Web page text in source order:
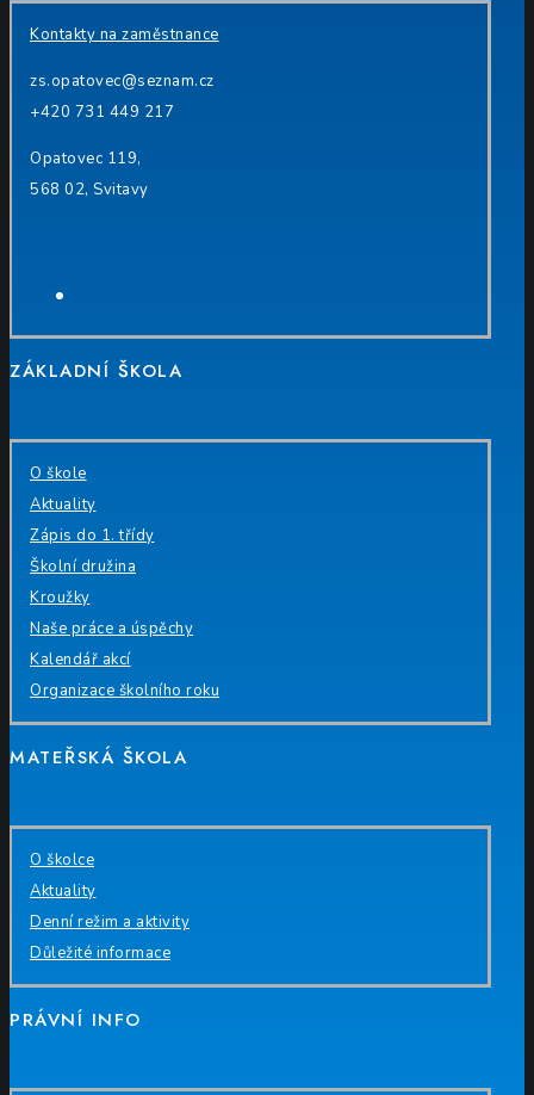
Kontakty na zaměstnance
zs.opatovec@seznam.cz
+420 731 449 217
Opatovec 119,
568 02, Svitavy
ZÁKLADNÍ ŠKOLA
O škole
Aktuality
Zápis do 1. třídy
Školní družina
Kroužky
Naše práce a úspěchy
Kalendář akcí
Organizace školního roku
MATEŘSKÁ ŠKOLA
O školce
Aktuality
Denní režim a aktivity
Důležité informace
PRÁVNÍ INFO